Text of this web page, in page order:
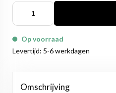
Op voorraad
Levertijd: 5-6 werkdagen
Omschrijving